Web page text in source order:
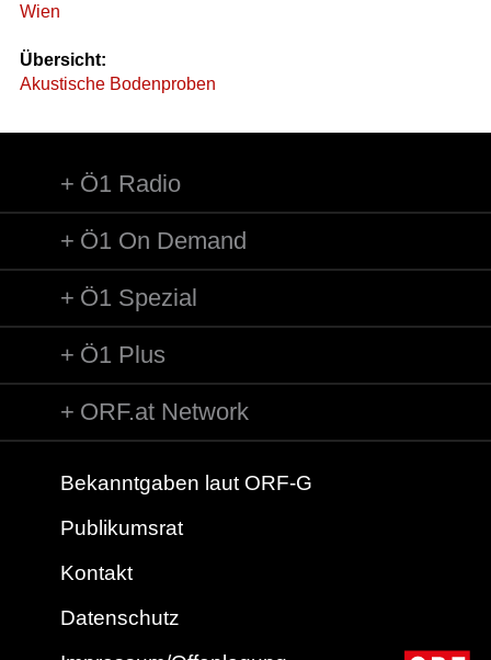
Wien
Übersicht:
Akustische Bodenproben
Ö1 Radio
Ö1 On Demand
Ö1 Spezial
Ö1 Plus
ORF.at Network
Bekanntgaben laut ORF-G
Publikumsrat
Kontakt
Datenschutz